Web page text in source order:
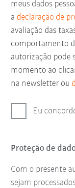
meus dados
a declaração de
avaliação das
comportamento
autorização pode
momento ao
na newsletter ou
Eu
Proteção de
Com o presente
sejam